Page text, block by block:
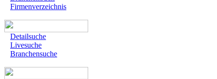
Firmenverzeichnis
Detailsuche
Livesuche
Branchensuche